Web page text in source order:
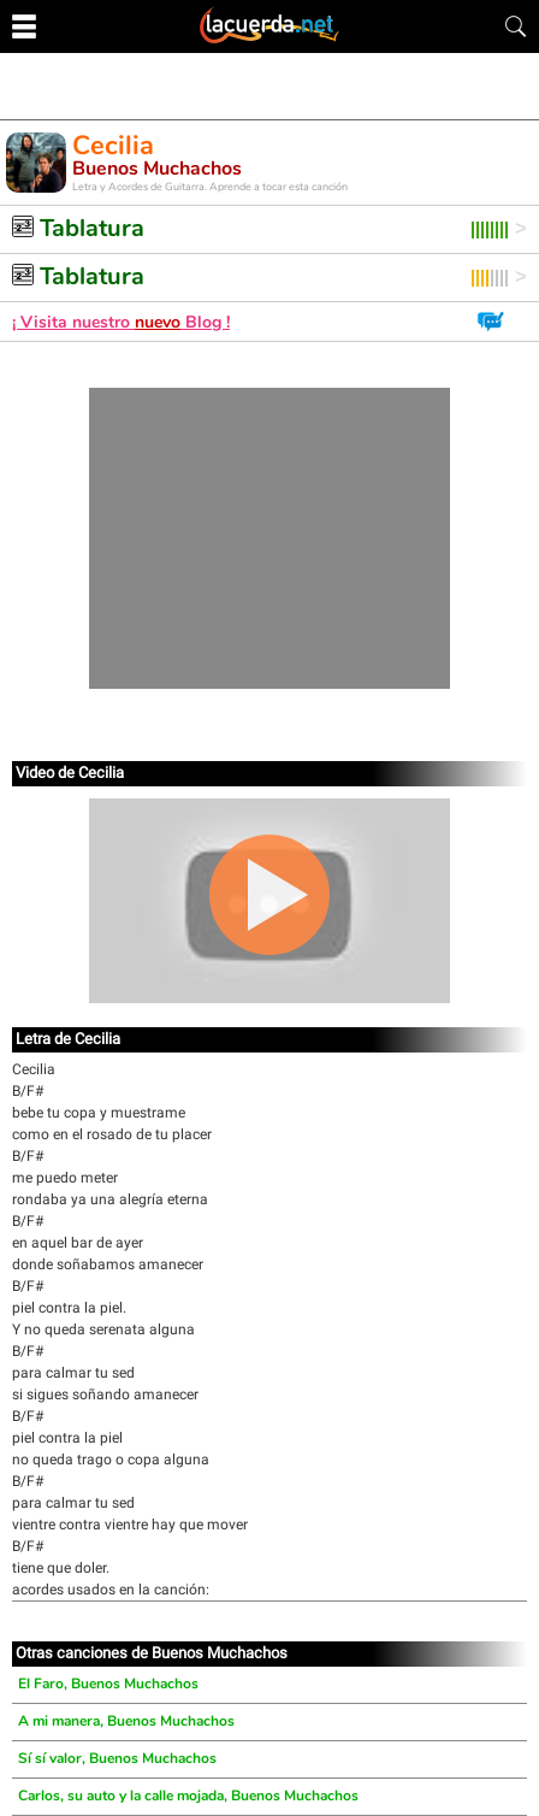
Cecilia
Buenos Muchachos
Letra y Acordes de Guitarra. Aprende a tocar esta canción
Tablatura
Tablatura
¡ Visita nuestro nuevo Blog !
Video de Cecilia
Letra de Cecilia
Cecilia
B/F#
bebe tu copa y muestrame
como en el rosado de tu placer
B/F#
me puedo meter
rondaba ya una alegría eterna
B/F#
en aquel bar de ayer
donde soñabamos amanecer
B/F#
piel contra la piel.
Y no queda serenata alguna
B/F#
para calmar tu sed
si sigues soñando amanecer
B/F#
piel contra la piel
no queda trago o copa alguna
B/F#
para calmar tu sed
vientre contra vientre hay que mover
B/F#
tiene que doler.
acordes usados en la canción:
Otras canciones de Buenos Muchachos
El Faro, Buenos Muchachos
A mi manera, Buenos Muchachos
Sí sí valor, Buenos Muchachos
Carlos, su auto y la calle mojada, Buenos Muchachos